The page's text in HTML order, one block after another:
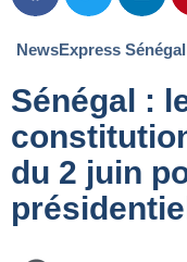
NewsExpress Sénégal
Sénégal :
du 2 juin